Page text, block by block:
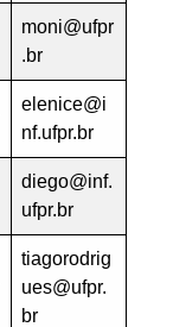
moni@ufpr
.br
elenice@i
nf.ufpr.br
diego@inf.
ufpr.br
tiagorodrig
ues@ufpr.
br